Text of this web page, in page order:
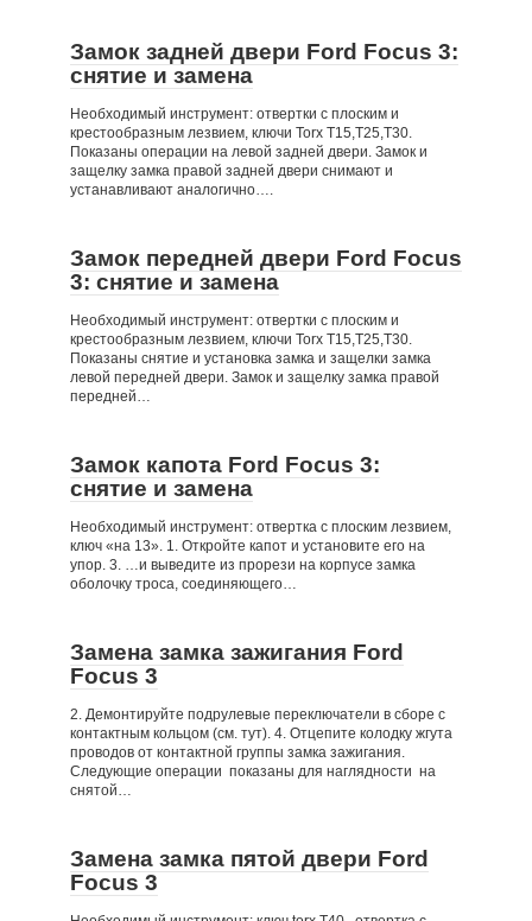
Замок задней двери Ford Focus 3:
снятие и замена
Необходимый инструмент: отвертки с плоским и
крестообразным лезвием, ключи Torx Т15,Т25,Т30.
Показаны операции на левой задней двери. Замок и
защелку замка правой задней двери снимают и
устанавливают аналогично….
Замок передней двери Ford Focus
3: снятие и замена
Необходимый инструмент: отвертки с плоским и
крестообразным лезвием, ключи Torx Т15,Т25,T30.
Показаны снятие и установка замка и защелки замка
левой передней двери. Замок и защелку замка правой
передней…
Замок капота Ford Focus 3:
снятие и замена
Необходимый инструмент: отвертка с плоским лезвием,
ключ «на 13». 1. Откройте капот и установите его на
упор. 3. …и выведите из прорези на корпусе замка
оболочку троса, соединяющего…
Замена замка зажигания Ford
Focus 3
2. Демонтируйте подрулевые переключатели в сборе с
контактным кольцом (см. тут). 4. Отцепите колодку жгута
проводов от контактной группы замка зажигания.
Следующие операции показаны для наглядности на
снятой…
Замена замка пятой двери Ford
Focus 3